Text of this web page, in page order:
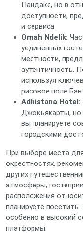
Пандаке, но в
доступности,
и сервиса.
Omah Ndelik:
уединенных
местности,
аутентичность.
используя
рисовое поле
Adhistana Hotel:
Джокьякарты, но
вы планируете
городскими
При выборе места
окрестностях,
других
атмосферы,
расположения
планируете
особенно в высокий
платформы.